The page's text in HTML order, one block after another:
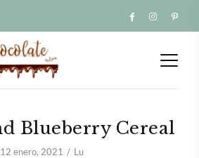
Blueberry Cereal
12 enero, 2021 Lu